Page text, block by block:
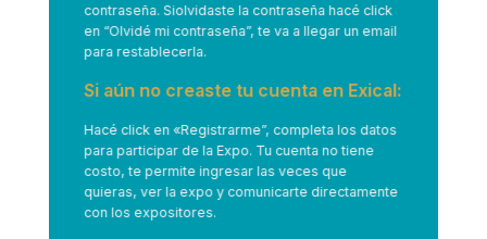
contraseña. Siolvidaste la contraseña hacé click
en “Olvidé mi contraseña”, te va a llegar un email
para restablecerla.
Si aún no creaste tu cuenta en Exical:
Hacé click en «Registrarme”, completa los datos
para participar de la Expo. Tu cuenta no tiene
costo, te permite ingresar las veces que
quieras, ver la expo y comunicarte directamente
con los expositores.